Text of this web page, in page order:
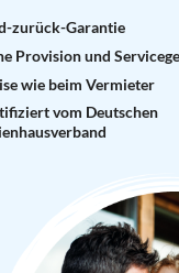
zurück-Garantie
Provision und
wie beim Vermieter
vom Deutschen